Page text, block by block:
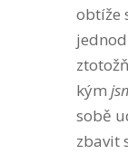
obtíže
kým
sobě
zbavit